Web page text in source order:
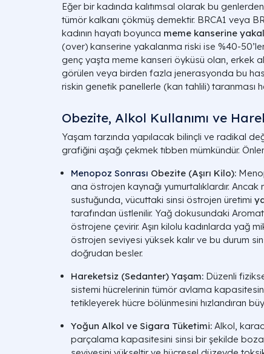
Eğer bir kadında kalıtımsal olarak bu
tümör kalkanı çökmüş demektir. BRCA1 veya
kadının hayatı boyunca meme kanserine
(over) kanserine yakalanma riski ise %40-
genç yaşta meme kanseri öyküsü olan, erkek
görülen veya birden fazla jenerasyonda bu
riskin genetik panellerle (kan tahlili) taranması
Obezite, Alkol Kullanımı ve
Yaşam tarzında yapılacak bilinçli ve radikal
grafiğini aşağı çekmek tıbben mümkündür.
Menopoz Sonrası Obezite (Aşırı Kilo):
ana östrojen kaynağı yumurtalıklardır.
sustuğunda, vücuttaki sinsi östrojen üretimi
tarafından üstlenilir. Yağ dokusundaki
östrojene çevirir. Aşırı kilolu kadınlarda yağ
östrojen seviyesi yüksek kalır ve bu durum
doğrudan besler.
Hareketsiz (Sedanter) Yaşam: Düzenli
sistemi hücrelerinin tümör avlama
tetikleyerek hücre bölünmesini hızlandıran
Yoğun Alkol ve Sigara Tüketimi: Alkol,
parçalama kapasitesini sinsi bir şekilde